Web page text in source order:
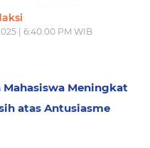
| 6:40:00 PM WIB
Meningkat
atas Antusiasme